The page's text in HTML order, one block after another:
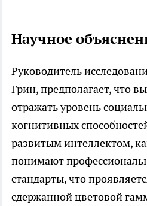
Научное
Руководитель
Грин, предполагает, что
отражать уровень
когнитивных
развитым интеллектом,
понимают
стандарты, что
сдержанной цветовой